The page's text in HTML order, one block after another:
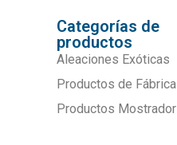
Categorías de
productos
Aleaciones Exóticas
Productos de Fábrica
Productos Mostrador